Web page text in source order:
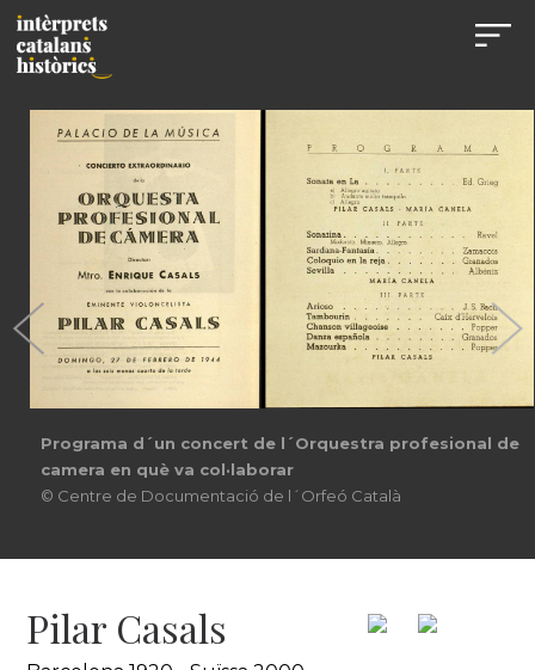
Programa d´un concert de l´Orquestra profesional de
camera en què va col·laborar
© Centre de Documentació de l´Orfeó Català
Pilar Casals